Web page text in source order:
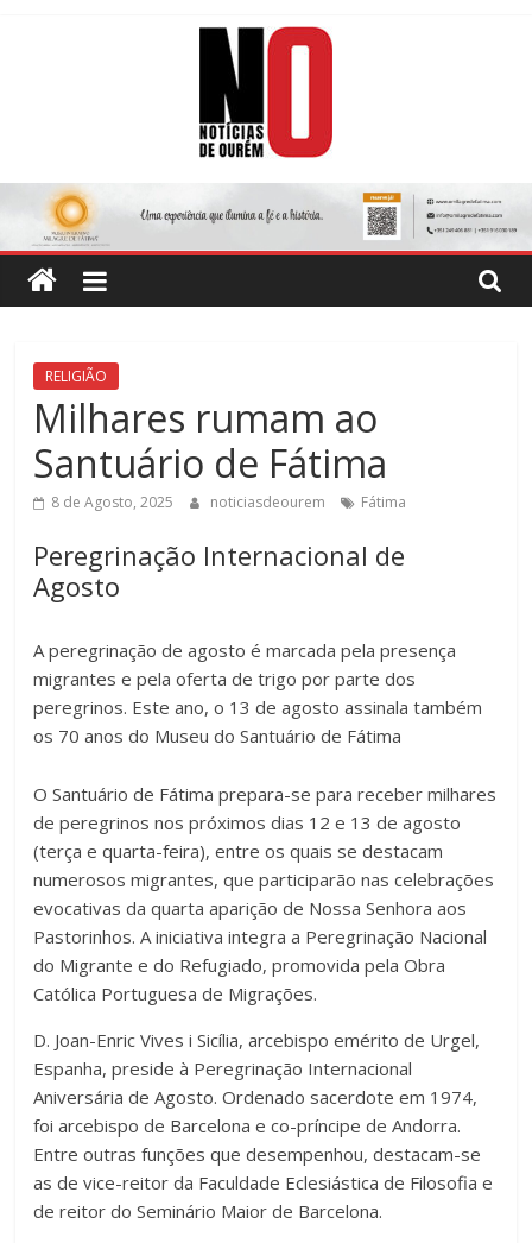
Notícias
de
Ourém
Jornal
Semanário
concelho
de
Ourém
RELIGIÃO
Milhares rumam ao
Santuário de Fátima
8 de Agosto, 2025 noticiasdeourem Fátima
Peregrinação Internacional de
Agosto
A peregrinação de agosto é marcada pela presença
migrantes e pela oferta de trigo por parte dos
peregrinos. Este ano, o 13 de agosto assinala também
os 70 anos do Museu do Santuário de Fátima
O Santuário de Fátima prepara-se para receber milhares
de peregrinos nos próximos dias 12 e 13 de agosto
(terça e quarta-feira), entre os quais se destacam
numerosos migrantes, que participarão nas celebrações
evocativas da quarta aparição de Nossa Senhora aos
Pastorinhos. A iniciativa integra a Peregrinação Nacional
do Migrante e do Refugiado, promovida pela Obra
Católica Portuguesa de Migrações.
D. Joan-Enric Vives i Sicília, arcebispo emérito de Urgel,
Espanha, preside à Peregrinação Internacional
Aniversária de Agosto. Ordenado sacerdote em 1974,
foi arcebispo de Barcelona e co-príncipe de Andorra.
Entre outras funções que desempenhou, destacam-se
as de vice-reitor da Faculdade Eclesiástica de Filosofia e
de reitor do Seminário Maior de Barcelona.